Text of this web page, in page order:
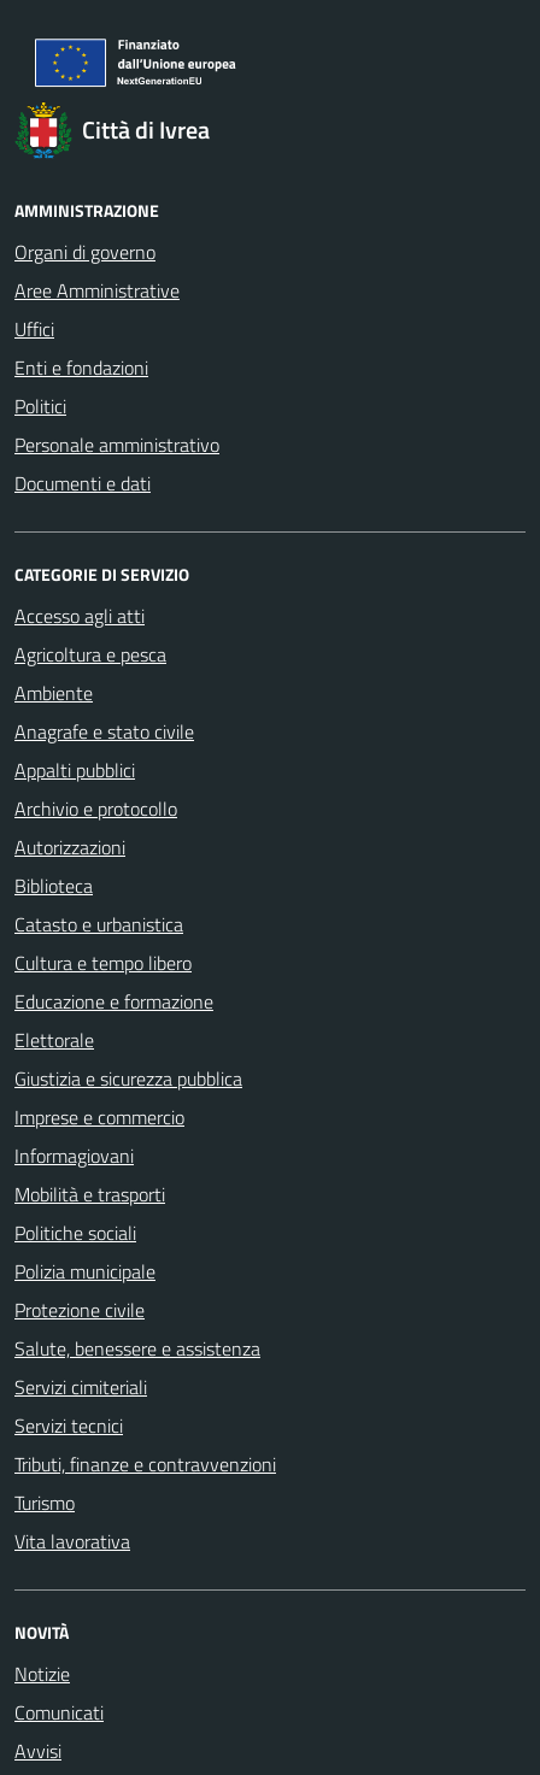
Città di Ivrea
AMMINISTRAZIONE
Organi di governo
Aree Amministrative
Uffici
Enti e fondazioni
Politici
Personale amministrativo
Documenti e dati
CATEGORIE DI SERVIZIO
Accesso agli atti
Agricoltura e pesca
Ambiente
Anagrafe e stato civile
Appalti pubblici
Archivio e protocollo
Autorizzazioni
Biblioteca
Catasto e urbanistica
Cultura e tempo libero
Educazione e formazione
Elettorale
Giustizia e sicurezza pubblica
Imprese e commercio
Informagiovani
Mobilità e trasporti
Politiche sociali
Polizia municipale
Protezione civile
Salute, benessere e assistenza
Servizi cimiteriali
Servizi tecnici
Tributi, finanze e contravvenzioni
Turismo
Vita lavorativa
NOVITÀ
Notizie
Comunicati
Avvisi